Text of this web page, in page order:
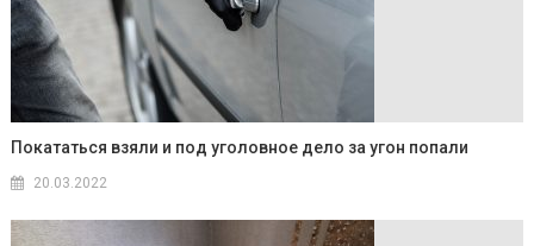
Покататься взяли и под уголовное дело за угон попали
20.03.2022